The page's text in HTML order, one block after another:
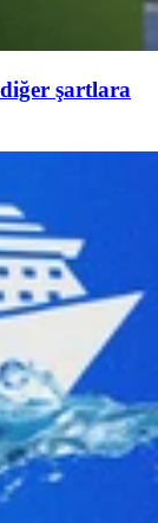
diğer şartlara